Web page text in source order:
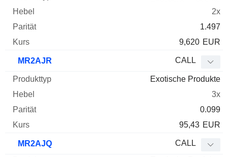
2x
1.497
9,620 EUR
MR2AJR CALL
Exotische Produkte
3x
0.099
95,43 EUR
MR2AJQ CALL